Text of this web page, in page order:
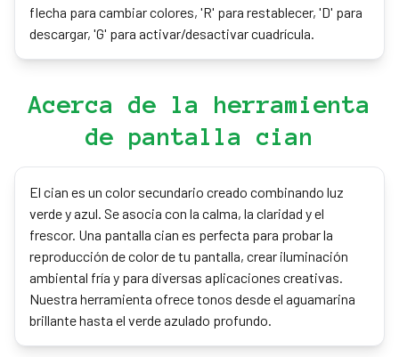
flecha para cambiar colores, 'R' para restablecer, 'D' para
descargar, 'G' para activar/desactivar cuadrícula.
Acerca de la herramienta
de pantalla cian
El cian es un color secundario creado combinando luz
verde y azul. Se asocia con la calma, la claridad y el
frescor. Una pantalla cian es perfecta para probar la
reproducción de color de tu pantalla, crear iluminación
ambiental fría y para diversas aplicaciones creativas.
Nuestra herramienta ofrece tonos desde el aguamarina
brillante hasta el verde azulado profundo.